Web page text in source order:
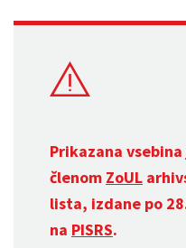
Prikazana
členom ZoUL
lista, izdane po
na PISRS.